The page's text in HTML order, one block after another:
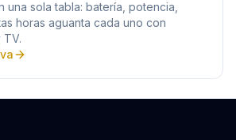
una sola tabla: batería, potencia,
horas aguanta cada uno con
TV.